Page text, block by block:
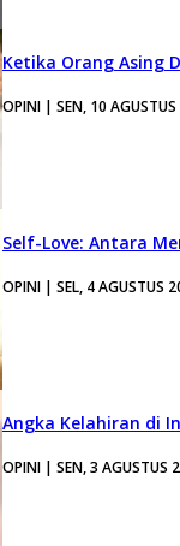
Ketika Orang Asing
OPINI | SEN, 10
Self-Love: Antara
OPINI | SEL, 4 AGUSTUS
Angka Kelahiran di
OPINI | SEN, 3 AGUSTUS